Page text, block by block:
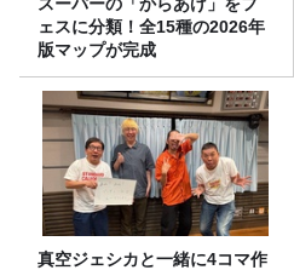
ェスに分類！全15種の2026年
版マップが完成
真空ジェシカと一緒に4コマ作